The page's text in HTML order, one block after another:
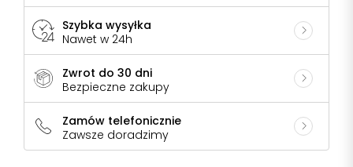
Szybka wysyłka
Nawet w 24h
Zwrot do 30 dni
Bezpieczne zakupy
Zamów telefonicznie
Zawsze doradzimy